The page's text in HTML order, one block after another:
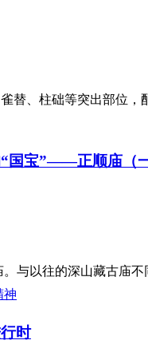
神
替、柱础等突出部位
“国宝”——正顺庙（一
与以往的深山藏古庙
时